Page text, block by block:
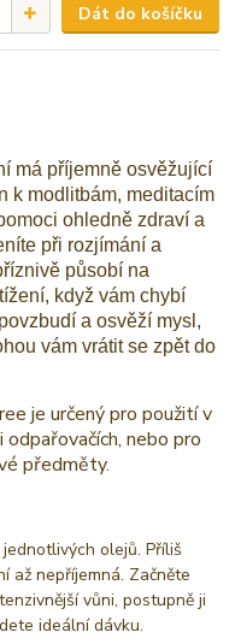
Dát do košíčku
má příjemně osvěžující
k modlitbám, meditacím
ohledně zdraví a
při rozjímání a
působí na
když vám chybí
a osvěží mysl,
vám vrátit se zpět do
je určený pro použití v
odpařovačích, nebo pro
předměty.
olejů. Příliš
až nepříjemná. Začněte
vůni, postupně ji
ideální dávku.